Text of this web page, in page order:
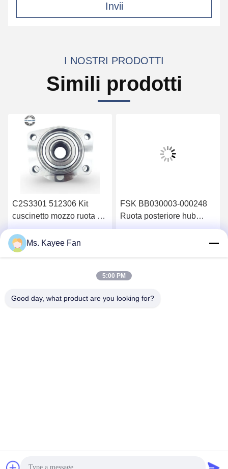
Invii
I NOSTRI PRODOTTI
Simili prodotti
C2S3301 512306 Kit
cuscinetto mozzo ruota a
doppia fila in acciaio
cromato Gcr15 di
precisione ABEC-5 per
Ottenga il migliore prezzo
FSK BB030003-000248
Ruota posteriore hub
cuscinetto testa dell'albero
Ottenga il migliore prezzo
Buona qualità della Cina Cuscinetti a rulli conici Fornitore. © di Copyright
Ms. Kayee Fan
5:00 PM
Good day, what product are you looking for?